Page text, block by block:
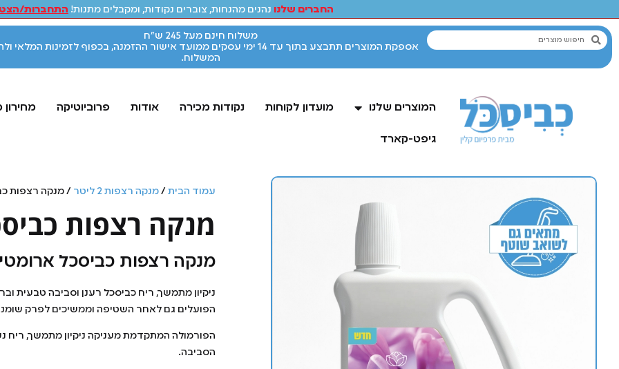
החברים שלנו נהנים מהנחות, צוברים נקודות, ומקבלים מתנות! התחברות/
משלוח חינם מעל 245 ש"ח
אספקת המוצרים תתבצע בתוך עד 14 ימי עסקים ממועד אישור ההזמנה, בכפוף לזמינות המלאי
המשלוח.
המוצרים שלנו מועדון לקוחות נקודות מכירה אודות פרוביוטיקה
גיפט-קארד
עמוד הבית /מנקה רצפות 2 ליטר / מנקה רצפות
מנקה רצפות כביסכל
מנקה רצפות כביסכל
ניקיון מתמשך, ריח כביסכל רענן וסביבה טבעית
הפועלים גם לאחר השטיפה וממשיכים לפרק
הפורמולה המתקדמת מעניקה ניקיון מתמשך, ריח
הסביבה.